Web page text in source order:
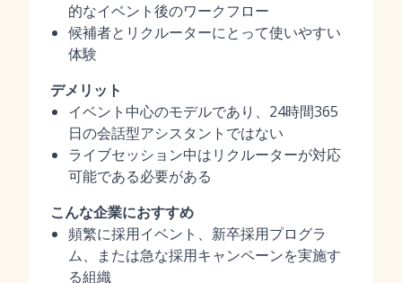
的なイベント後のワークフロー
候補者とリクルーターにとって使いやすい
体験
デメリット
イベント中心のモデルであり、24時間365
日の会話型アシスタントではない
ライブセッション中はリクルーターが対応
可能である必要がある
こんな企業におすすめ
頻繁に採用イベント、新卒採用プログラ
ム、または急な採用キャンペーンを実施す
る組織